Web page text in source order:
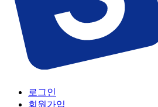
로그인
회원가입